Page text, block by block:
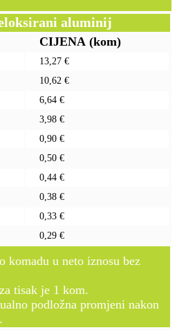
aluminij
CIJENA (kom)
13,27 €
10,62 €
6,64 €
3,98 €
0,90 €
0,50 €
0,44 €
0,38 €
0,33 €
0,29 €
komadu u neto iznosu bez
tisak je 1 kom.
podložna promjeni nakon